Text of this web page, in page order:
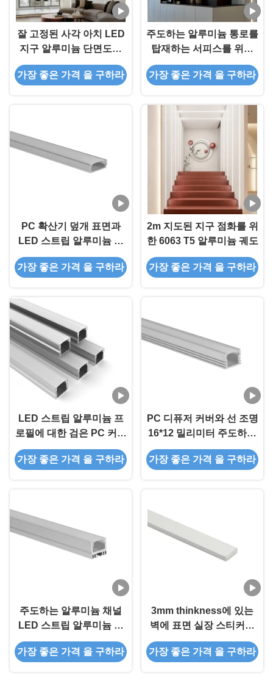
잘 고정된 사각 아치 LED
지구 알루미늄 단면도를
위한 지도된 알루미늄 수
로
가장 좋은 가격 을 구하라
주도하는 알루미늄 통로를
탑재하는 서피스를 위한
주도하는 스트립 알루미늄
프로파일
가장 좋은 가격 을 구하라
PC 확산기 덮개 표면과
LED 스트립 알루미늄 프
로필이 주도하는 채널을
탑재합니다
가장 좋은 가격 을 구하라
2m 지도된 지구 점화를 위
한 6063 T5 알루미늄 궤도
가장 좋은 가격 을 구하라
LED 스트립 알루미늄 프
로필에 대한 검은 PC 커버
와 정규적 주도하는 알루
미늄 프로파일
가장 좋은 가격 을 구하라
PC 디퓨저 커버와 선 조명
16*12 밀리미터 주도하는
스트립 알루미늄
가장 좋은 가격 을 구하라
주도하는 알루미늄 채널
LED 스트립 알루미늄 프
로필은 PC 디퓨저 커버와
12 밀리미터 스트립에 적
가장 좋은 가격 을 구하라
3mm thinkness에 있는
벽에 표면 실장 스티커를
위한 LED 지구 알루미늄
단면도
가장 좋은 가격 을 구하라